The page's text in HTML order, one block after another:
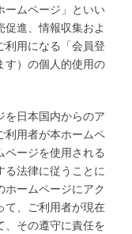
ームページ」といい
進、情報収集およ
利用になる「会員登
す）の個人的使用の
を日本国内からのア
利用者が本ホームペ
ージを使用される
る法律に従うことに
ームページにアク
て、ご利用者が現在
、その遵守に責任を